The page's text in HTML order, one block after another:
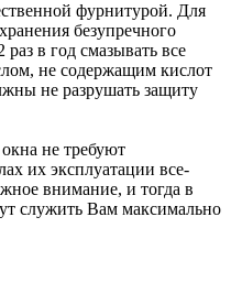
фурнитурой. Для
безупречного
в год смазывать все
не содержащим кислот
не разрушать защиту
не требуют
их эксплуатации все-
внимание, и тогда в
служить Вам максимально